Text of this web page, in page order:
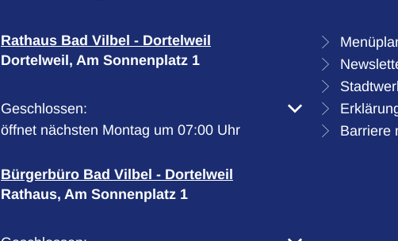
Rathaus Bad Vilbel - Dortelweil
Dortelweil, Am Sonnenplatz 1
Klicken, um weitere Öffnungs- oder Schließzeiten
Geschlossen:
öffnet nächsten Montag um 07:00 Uhr
Bürgerbüro Bad Vilbel - Dortelweil
Rathaus, Am Sonnenplatz 1
Barriere